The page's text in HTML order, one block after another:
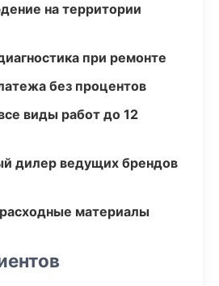
на территории
при ремонте
без процентов
виды работ до 12
дилер ведущих брендов
материалы